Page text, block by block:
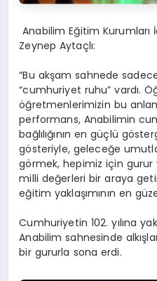
AnabilimEğitim Kurumları
Zeynep Aytaçlı:
“Bu akşam sahnede
“cumhuriyet ruhu” vardı.
öğretmenlerimizin bu
performans, Anabilimin c
bağlılığının en güçlü
gösteriyle, geleceğe
görmek, hepimiz için gurur
milli değerleri bir araya
eğitim yaklaşımının en
Cumhuriyetin 102. yılına
Anabilim sahnesinde
bir gururla sona erdi.